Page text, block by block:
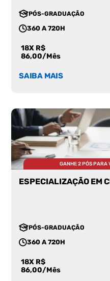
PÓS-GRADUAÇÃO
360 A 720H
18X R$
86,00/Mês
SAIBA MAIS
GANHE 2 PÓS PARA
ESPECIALIZAÇÃO EM
PÓS-GRADUAÇÃO
360 A 720H
18X R$
86,00/Mês